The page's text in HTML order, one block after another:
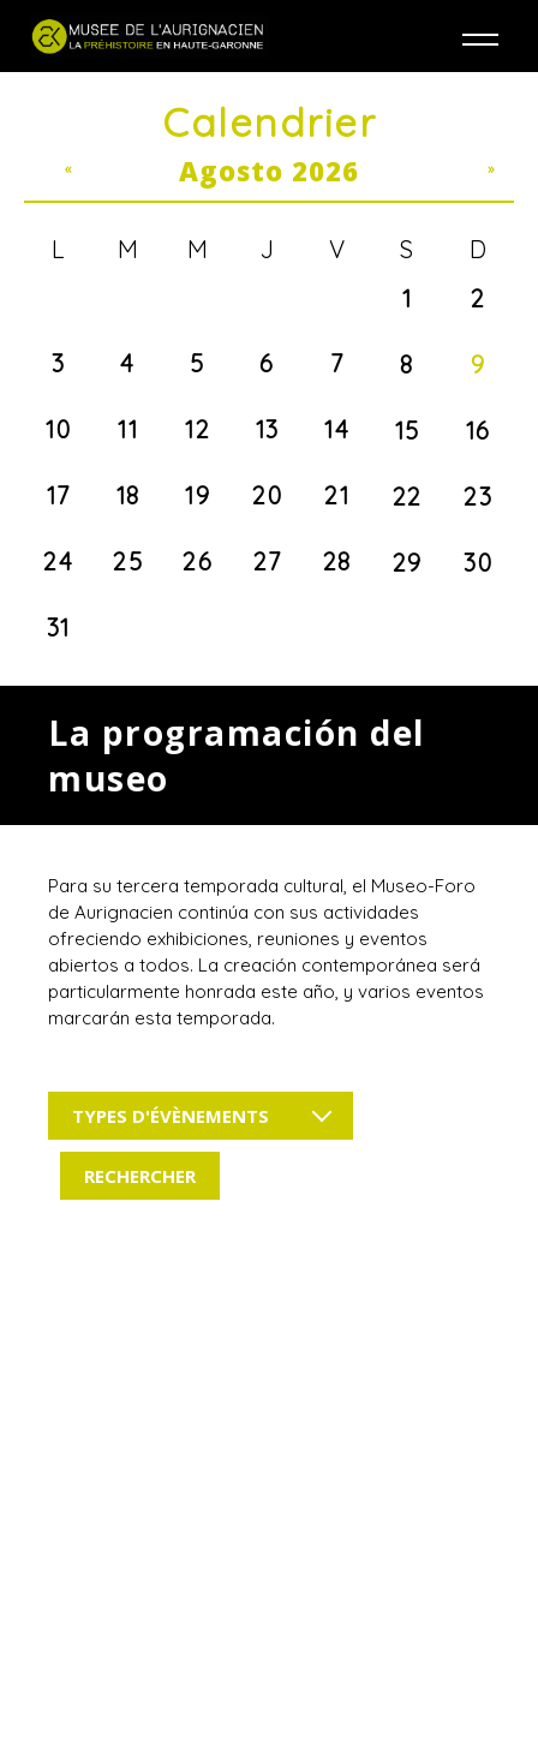
Calendrier
Agosto 2026
« »
L M M J V S
D
1
2
3 4 5 6 7 8 9
10 11 12 13 14 15 16
17 18 19 20 21 22 23
24 25 26 27 28 29 30
31
La programación del
museo
Para su tercera temporada cultural, el Museo-Foro
de Aurignacien continúa con sus actividades
ofreciendo exhibiciones, reuniones y eventos
abiertos a todos. La creación contemporánea será
particularmente honrada este año, y varios eventos
marcarán esta temporada.
TYPES D'ÉVÈNEMENTS